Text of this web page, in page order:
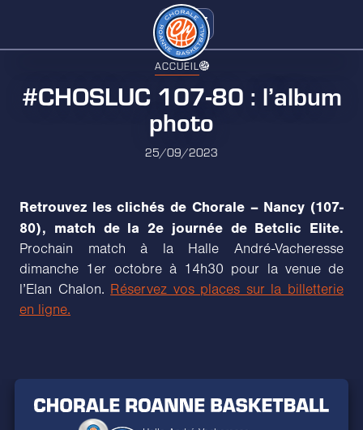
ACCUEIL
#CHOSLUC 107-80 : l’album
photo
25/09/2023
Retrouvez les clichés de Chorale – Nancy (107-
80), match de la 2e journée de Betclic Elite.
Prochain match à la Halle André-Vacheresse
dimanche 1er octobre à 14h30 pour la venue de
l’Elan Chalon. Réservez vos places sur la billetterie
en ligne.